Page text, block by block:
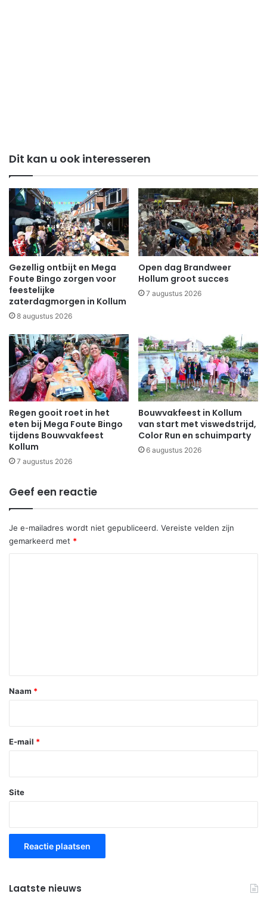
Dit kan u ook interesseren
Gezellig ontbijt en Mega
Foute Bingo zorgen voor
feestelijke
zaterdagmorgen in Kollum
8 augustus 2026
Open dag Brandweer
Hollum groot succes
7 augustus 2026
Regen gooit roet in het
eten bij Mega Foute Bingo
tijdens Bouwvakfeest
Kollum
7 augustus 2026
Bouwvakfeest in Kollum
van start met viswedstrijd,
Color Run en schuimparty
6 augustus 2026
Geef een reactie
Je e-mailadres wordt niet gepubliceerd. Vereiste velden zijn
gemarkeerd met *
*
Naam *
E-mail *
Site
Laatste nieuws